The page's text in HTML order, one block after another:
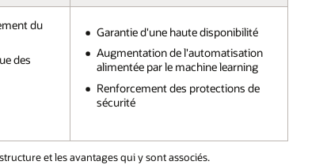
du
des
Garantie d'une haute disponibilité
Augmentation de l'automatisation
alimentée par le machine learning
Renforcement des protections de
sécurité
et les avantages qui y sont associés.